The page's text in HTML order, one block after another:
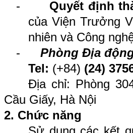
-
Quyết định
của Viện Trưởng
nhiên và Công
-
Phòng Địa
Tel: (+84) (24)
Địa chỉ: Phòng
Cầu Giấy, Hà Nội
2. Chức năng